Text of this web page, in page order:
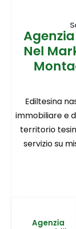
Nel
Ediltesina
immobiliare e
territorio
servizio su
Agenzia